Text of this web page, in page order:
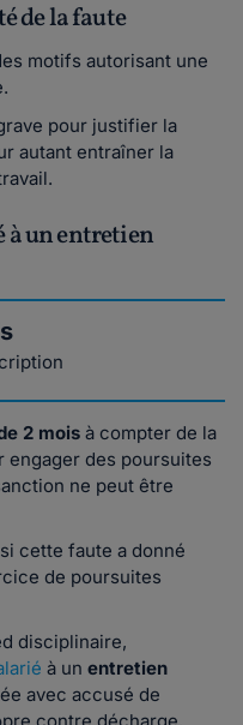
de la faute
motifs autorisant une
pour justifier la
autant entraîner la
à un entretien
2 mois à compter de la
des poursuites
ne peut être
cette faute a donné
de poursuites
disciplinaire,
à un entretien
avec accusé de